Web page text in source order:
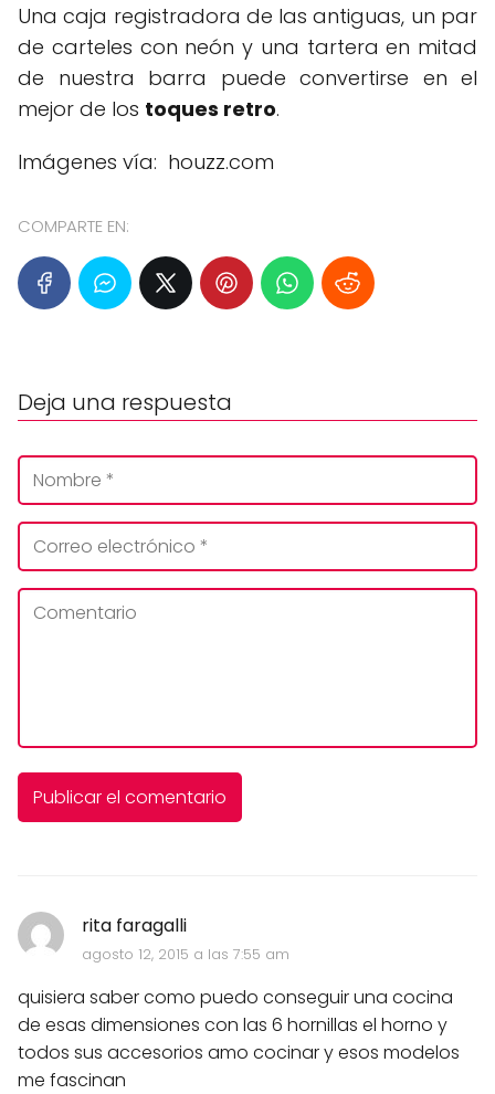
Una caja registradora de las antiguas, un par
de carteles con neón y una tartera en mitad
de nuestra barra puede convertirse en el
mejor de los toques retro.
Imágenes vía: houzz.com
COMPARTE EN:
rita faragalli
agosto 12, 2015 a las 7:55 am
quisiera saber como puedo conseguir una cocina
de esas dimensiones con las 6 hornillas el horno y
todos sus accesorios amo cocinar y esos modelos
me fascinan
Deja una respuesta